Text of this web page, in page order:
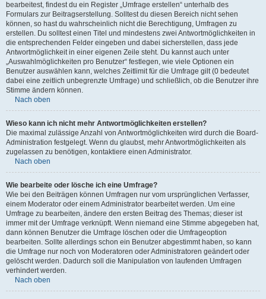
bearbeitest, findest du ein Register „Umfrage erstellen“ unterhalb des
Formulars zur Beitragserstellung. Solltest du diesen Bereich nicht sehen
können, so hast du wahrscheinlich nicht die Berechtigung, Umfragen zu
erstellen. Du solltest einen Titel und mindestens zwei Antwortmöglichkeiten in
die entsprechenden Felder eingeben und dabei sicherstellen, dass jede
Antwortmöglichkeit in einer eigenen Zeile steht. Du kannst auch unter
„Auswahlmöglichkeiten pro Benutzer“ festlegen, wie viele Optionen ein
Benutzer auswählen kann, welches Zeitlimit für die Umfrage gilt (0 bedeutet
dabei eine zeitlich unbegrenzte Umfrage) und schließlich, ob die Benutzer ihre
Stimme ändern können.
Nach oben
Wieso kann ich nicht mehr Antwortmöglichkeiten erstellen?
Die maximal zulässige Anzahl von Antwortmöglichkeiten wird durch die Board-
Administration festgelegt. Wenn du glaubst, mehr Antwortmöglichkeiten als
zugelassen zu benötigen, kontaktiere einen Administrator.
Nach oben
Wie bearbeite oder lösche ich eine Umfrage?
Wie bei den Beiträgen können Umfragen nur vom ursprünglichen Verfasser,
einem Moderator oder einem Administrator bearbeitet werden. Um eine
Umfrage zu bearbeiten, ändere den ersten Beitrag des Themas; dieser ist
immer mit der Umfrage verknüpft. Wenn niemand eine Stimme abgegeben hat,
dann können Benutzer die Umfrage löschen oder die Umfrageoption
bearbeiten. Sollte allerdings schon ein Benutzer abgestimmt haben, so kann
die Umfrage nur noch von Moderatoren oder Administratoren geändert oder
gelöscht werden. Dadurch soll die Manipulation von laufenden Umfragen
verhindert werden.
Nach oben